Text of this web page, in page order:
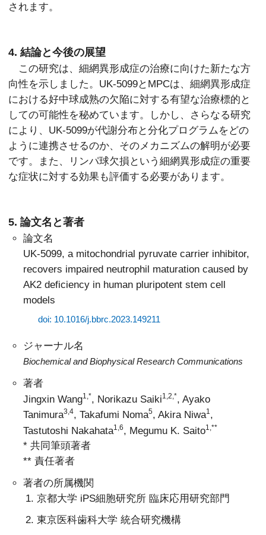
されます。
4. 結論と今後の展望
この研究は、細網異形成症の治療に向けた新たな方
向性を示しました。UK-5099とMPCは、細網異形成症
における好中球成熟の欠陥に対する有望な治療標的と
しての可能性を秘めています。しかし、さらなる研究
により、UK-5099が代謝分布と分化プログラムをどの
ように連携させるのか、そのメカニズムの解明が必要
です。また、リンパ球欠損という細網異形成症の重要
な症状に対する効果も評価する必要があります。
5. 論文名と著者
論文名
UK-5099, a mitochondrial pyruvate carrier inhibitor,
recovers impaired neutrophil maturation caused by
AK2 deficiency in human pluripotent stem cell
models
doi: 10.1016/j.bbrc.2023.149211
ジャーナル名
Biochemical and Biophysical Research Communications
著者
Jingxin Wang1,* , Norikazu Saiki1,2,*
, Ayako
Tanimura3,4, Takafumi Noma5, Akira Niwa1 ,
Tastutoshi Nakahata1,6 , Megumu K. Saito1,**
* 共同筆頭著者
** 責任著者
著者の所属機関
京都大学 iPS細胞研究所 臨床応用研究部門
東京医科歯科大学 統合研究機構